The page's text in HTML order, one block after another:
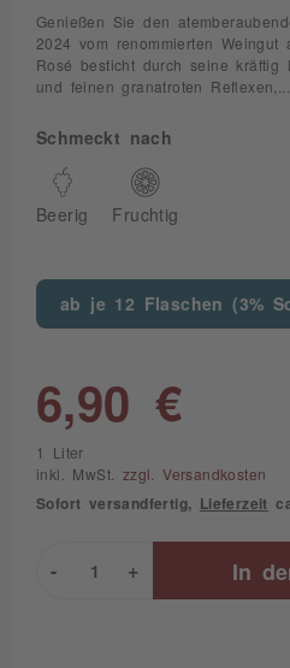
Genießen Sie den
2024 vom renommierten Weingut
Rosé besticht durch seine kräftig
und feinen granatroten
Schmeckt nach
Beerig Fruchtig
ab je 12 Flaschen (3%
6,90 €
1 Liter
inkl. MwSt. zzgl. Versandkosten
Sofort versandfertig, Lieferzeit
+
- In